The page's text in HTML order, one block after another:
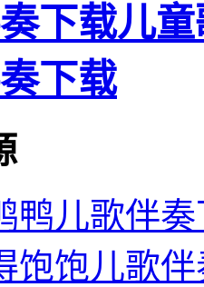
下载儿
下载
鸭儿歌伴奏
饱饱儿歌伴